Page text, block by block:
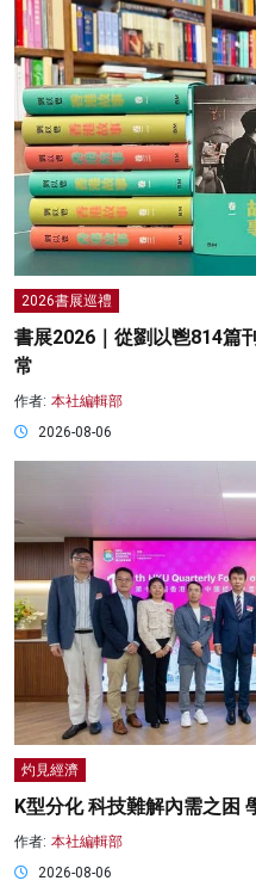
2026書展巡禮
書展2026｜從劉以鬯814篇
常
作者: 本社編輯部
2026-08-06
灼見經濟
K型分化 科技難解內需之困
作者: 本社編輯部
2026-08-06